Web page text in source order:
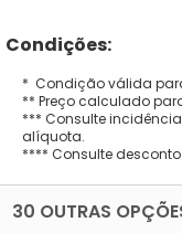
Condições:
* Condição válida
** Preço calculado
*** Consulte
alíquota.
**** Consulte
30 OUTRAS